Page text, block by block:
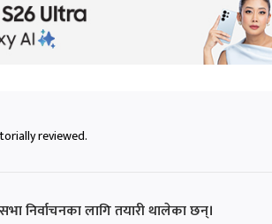
reviewed.
निर्वाचनका लागि तयारी थालेका छन्।